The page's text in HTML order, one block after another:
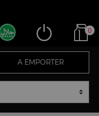
0
A EMPORTER